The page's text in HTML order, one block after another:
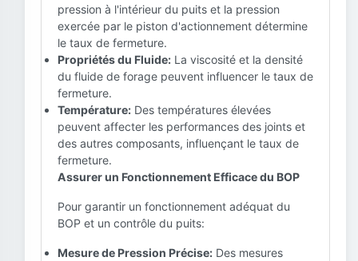
pression à l'intérieur du puits et la pression
exercée par le piston d'actionnement détermine
le taux de fermeture.
Propriétés du Fluide: La viscosité et la densité
du fluide de forage peuvent influencer le taux de
fermeture.
Température: Des températures élevées
peuvent affecter les performances des joints et
des autres composants, influençant le taux de
fermeture.
Assurer un Fonctionnement Efficace du BOP
Pour garantir un fonctionnement adéquat du
BOP et un contrôle du puits:
Mesure de Pression Précise: Des mesures